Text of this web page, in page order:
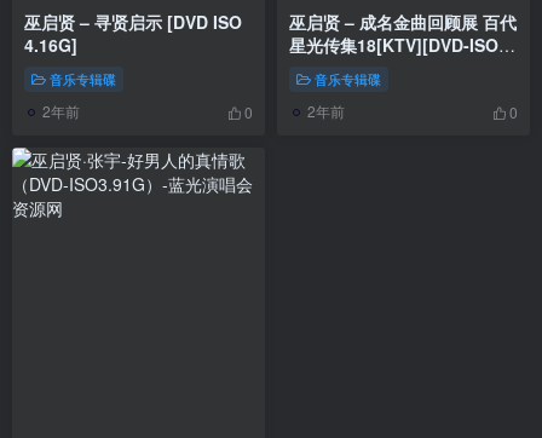
巫启贤 – 寻贤启示 [DVD ISO
4.16G]
音乐专辑碟
2年前 0
巫启贤 – 成名金曲回顾展 百代
星光传集18[KTV][DVD-ISO]
[3.45G]
音乐专辑碟
2年前 0